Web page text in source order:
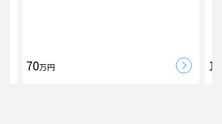
70万円